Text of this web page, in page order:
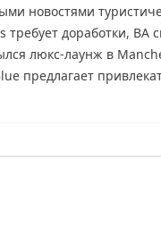
новостями
доработки, BA
люкс-лаунж в
предлагает
отелей и